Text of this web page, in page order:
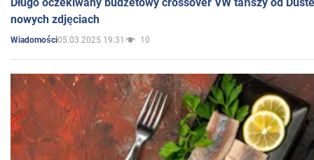
nowych zdjęciach
Wiadomości05.03.2025 19:31 10